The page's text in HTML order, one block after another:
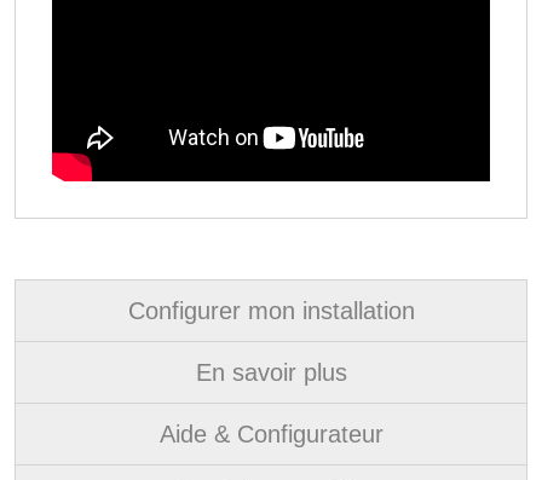
Configurer mon installation
En savoir plus
Aide & Configurateur